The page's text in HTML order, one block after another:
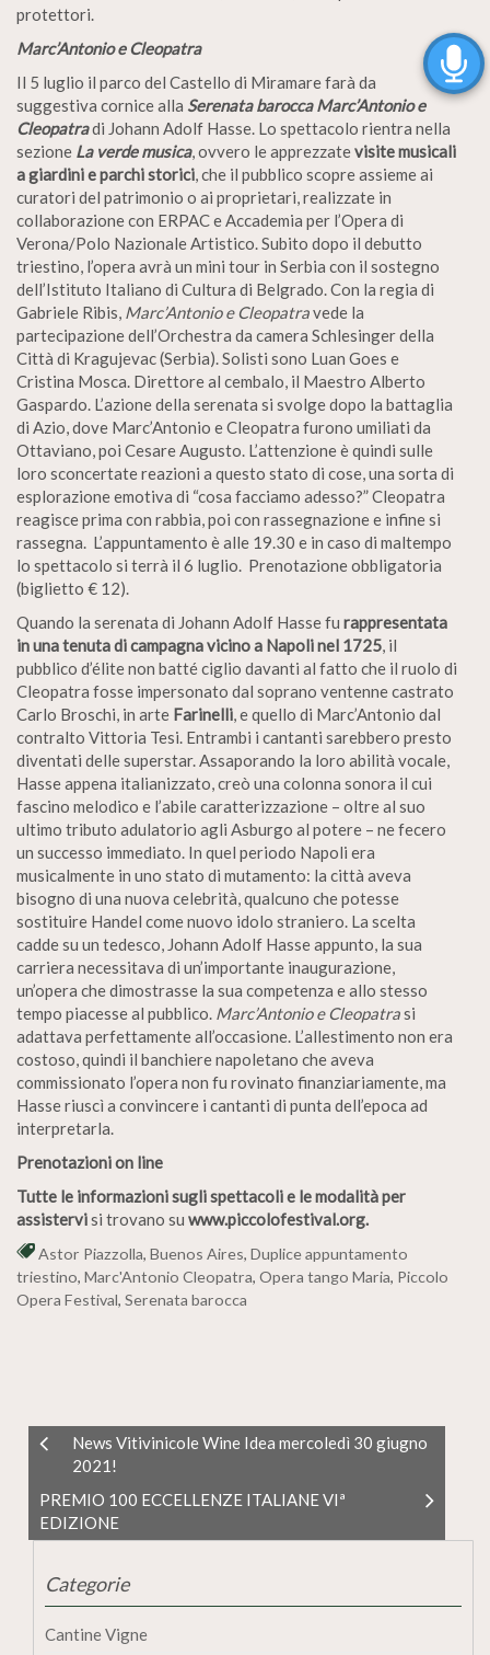
protettori.
Marc’Antonio e Cleopatra
Il 5 luglio il parco del Castello di Miramare farà da
suggestiva cornice alla Serenata barocca Marc’Antonio e
Cleopatradi Johann Adolf Hasse. Lo spettacolo rientra nella
sezione La verde musica, ovvero le apprezzatevisite musicali
a giardini e parchi storici, che il pubblico scopre assieme ai
curatori del patrimonio o ai proprietari, realizzate in
collaborazione con ERPAC e Accademia per l’Opera di
Verona/Polo Nazionale Artistico. Subito dopo il debutto
triestino, l’opera avrà un mini tour in Serbia con il sostegno
dell’Istituto Italiano di Cultura di Belgrado. Con la regia di
Gabriele Ribis, Marc’Antonio e Cleopatravede la
partecipazione dell’Orchestra da camera Schlesinger della
Città di Kragujevac (Serbia). Solisti sono Luan Goes e
Cristina Mosca. Direttore al cembalo, il Maestro Alberto
Gaspardo. L’azione della serenata si svolge dopo la battaglia
di Azio, dove Marc’Antonio e Cleopatra furono umiliati da
Ottaviano, poi Cesare Augusto. L’attenzione è quindi sulle
loro sconcertate reazioni a questo stato di cose, una sorta di
esplorazione emotiva di “cosa facciamo adesso?” Cleopatra
reagisce prima con rabbia, poi con rassegnazione e infine si
rassegna. L’appuntamento è alle 19.30 e in caso di maltempo
lo spettacolo si terrà il 6 luglio. Prenotazione obbligatoria
(biglietto € 12).
Quando la serenata di Johann Adolf Hasse fu rappresentata
in una tenuta di campagna vicino a Napoli nel 1725, il
pubblico d’élite non batté ciglio davanti al fatto che il ruolo di
Cleopatra fosse impersonato dal soprano ventenne castrato
Carlo Broschi, in arte Farinelli, e quello di Marc’Antonio dal
contralto Vittoria Tesi. Entrambi i cantanti sarebbero presto
diventati delle superstar. Assaporando la loro abilità vocale,
Hasse appena italianizzato, creò una colonna sonora il cui
fascino melodico e l’abile caratterizzazione – oltre al suo
ultimo tributo adulatorio agli Asburgo al potere – ne fecero
un successo immediato. In quel periodo Napoli era
musicalmente in uno stato di mutamento: la città aveva
bisogno di una nuova celebrità, qualcuno che potesse
sostituire Handel come nuovo idolo straniero. La scelta
cadde su un tedesco, Johann Adolf Hasse appunto, la sua
carriera necessitava di un’importante inaugurazione,
un’opera che dimostrasse la sua competenza e allo stesso
tempo piacesse al pubblico. Marc’Antonio e Cleopatrasi
adattava perfettamente all’occasione. L’allestimento non era
costoso, quindi il banchiere napoletano che aveva
commissionato l’opera non fu rovinato finanziariamente, ma
Hasse riuscì a convincere i cantanti di punta dell’epoca ad
interpretarla.
Prenotazioni on line
Tutte le informazioni sugli spettacoli e le modalità per
assistervisi trovano su www.piccolofestival.org.
Astor Piazzolla, Buenos Aires, Duplice appuntamento
triestino, Marc'Antonio Cleopatra, Opera tango Maria, Piccolo
Opera Festival, Serenata barocca
News Vitivinicole Wine Idea mercoledì 30 giugno
2021!
PREMIO 100 ECCELLENZE ITALIANE VIª
EDIZIONE
Categorie
Cantine Vigne